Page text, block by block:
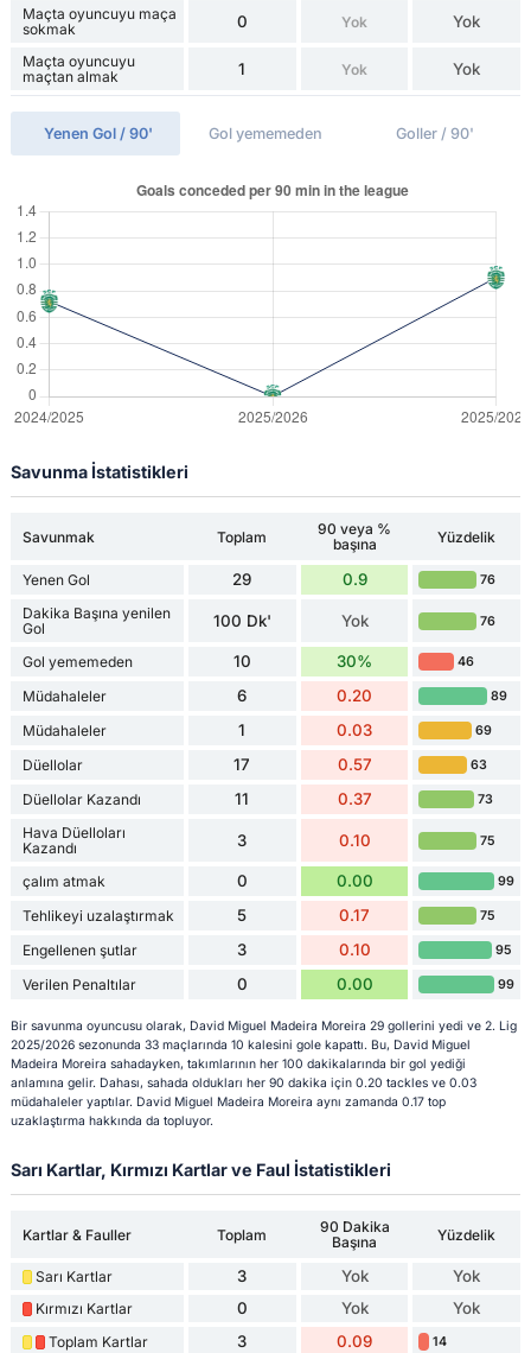
Maçta oyuncuyu maça
sokmak
0 Yok Yok
Maçta oyuncuyu
maçtan almak
1 Yok Yok
Yenen Gol / 90' Gol yememeden Goller / 90'
Savunma İstatistikleri
Savunmak Toplam
90 veya %
başına
Yüzdelik
Yenen Gol 29 0.9 76
Dakika Başına yenilen
Gol
100 Dk' Yok 76
Gol yememeden 10 30% 46
Müdahaleler 6 0.20 89
Müdahaleler 1 0.03 69
Düellolar 17 0.57 63
Düellolar Kazandı 11 0.37 73
Hava Düelloları
Kazandı
3 0.10 75
çalım atmak 0 0.00 99
Tehlikeyi uzalaştırmak 5 0.17 75
Engellenen şutlar 3 0.10 95
Verilen Penaltılar 0 0.00 99
Bir savunma oyuncusu olarak, David Miguel Madeira Moreira 29 gollerini yedi ve 2. Lig
2025/2026 sezonunda 33 maçlarında 10 kalesini gole kapattı. Bu, David Miguel
Madeira Moreira sahadayken, takımlarının her 100 dakikalarında bir gol yediği
anlamına gelir. Dahası, sahada oldukları her 90 dakika için 0.20 tackles ve 0.03
müdahaleler yaptılar. David Miguel Madeira Moreira aynı zamanda 0.17 top
uzaklaştırma hakkında da topluyor.
Sarı Kartlar, Kırmızı Kartlar ve Faul İstatistikleri
Kartlar & Fauller Toplam
90 Dakika
Başına
Yüzdelik
Sarı Kartlar 3 Yok Yok
Kırmızı Kartlar 0 Yok Yok
Toplam Kartlar 3 0.09 14